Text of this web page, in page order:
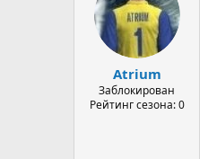
Atrium
Заблокирован
Рейтинг сезона: 0